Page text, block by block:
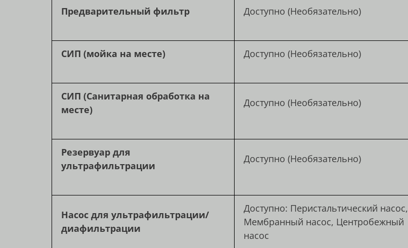
Предварительный фильтр Доступно (Необязательно)
СИП (мойка на месте) Доступно (Необязательно)
СИП (Санитарная обработка на
месте)
Доступно (Необязательно)
Резервуар для
ультрафильтрации
Доступно (Необязательно)
Насос для ультрафильтрации/
диафильтрации
Доступно: Перистальтический насос,
Мембранный насос, Центробежный
насос